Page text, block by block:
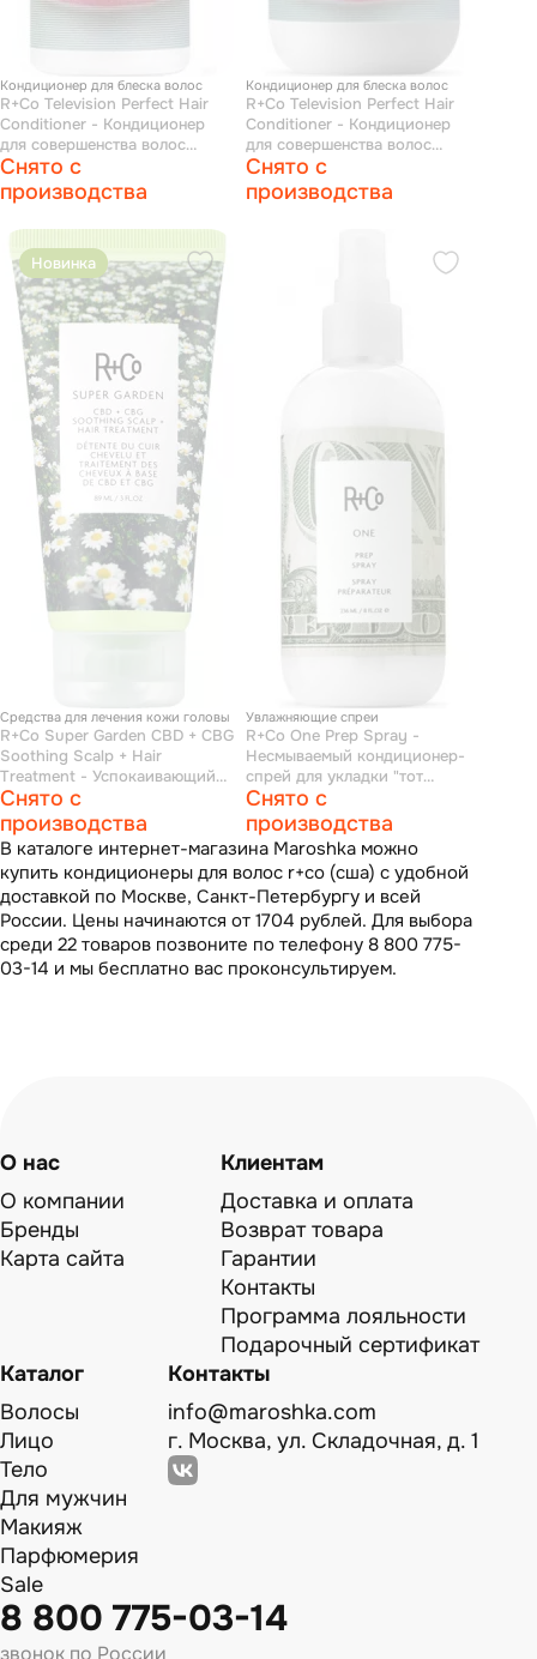
Кондиционер для блеска волос
R+Co Television Perfect Hair
Conditioner - Кондиционер
для совершенства волос
"прямой эфир" 1000 мл
Снято с
производства
Кондиционер для блеска волос
R+Co Television Perfect Hair
Conditioner - Кондиционер
для совершенства волос
"прямой эфир" 251 мл
Снято с
производства
Новинка
Средства для лечения кожи головы
R+Co Super Garden CBD + CBG
Soothing Scalp + Hair
Treatment - Успокаивающий
уход для кожи головы и волос
"дивный сад" 89 мл
Снято с
производства
Увлажняющие спреи
R+Co One Prep Spray -
Несмываемый кондиционер-
спрей для укладки "тот
самый" 241 мл
Снято с
производства
В каталоге интернет-магазина Maroshka можно
купить кондиционеры для волос r+co (сша) с удобной
доставкой по Москве, Санкт-Петербургу и всей
России. Цены начинаются от 1704 рублей. Для выбора
среди 22 товаров позвоните по телефону 8 800 775-
03-14 и мы бесплатно вас проконсультируем.
О нас
О компании
Бренды
Карта сайта
Клиентам
Доставка и оплата
Возврат товара
Гарантии
Контакты
Программа лояльности
Подарочный сертификат
Каталог
Волосы
Лицо
Тело
Для мужчин
Макияж
Парфюмерия
Sale
Контакты
info@maroshka.com
г. Москва, ул. Складочная, д. 1
8 800 775-03-14
звонок по России